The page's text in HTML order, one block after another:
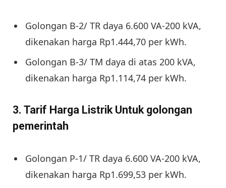
Golongan B-2/ TR daya 6.600 VA-200 kVA,
dikenakan harga Rp1.444,70 per kWh.
Golongan B-3/ TM daya di atas 200 kVA,
dikenakan harga Rp1.114,74 per kWh.
3. Tarif Harga Listrik Untuk golongan
pemerintah
Golongan P-1/ TR daya 6.600 VA-200 kVA,
dikenakan harga Rp1.699,53 per kWh.